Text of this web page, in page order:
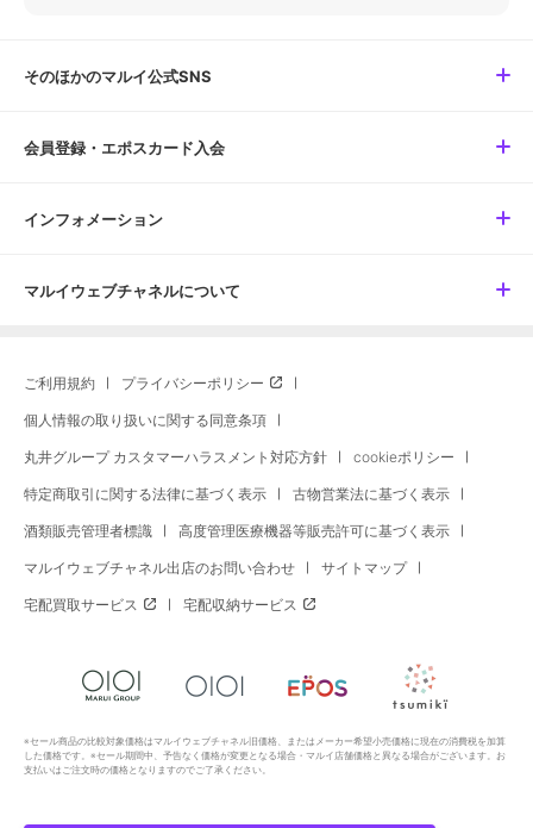
そのほかのマルイ公式SNS
会員登録・エポスカード入会
インフォメーション
マルイウェブチャネルについて
ご利用規約 プライバシーポリシー
個人情報の取り扱いに関する同意条項
丸井グループ カスタマーハラスメント対応方針 cookieポリシー
特定商取引に関する法律に基づく表示 古物営業法に基づく表示
酒類販売管理者標識 高度管理医療機器等販売許可に基づく表示
マルイウェブチャネル出店のお問い合わせ サイトマップ
宅配買取サービス 宅配収納サービス
※セール商品の比較対象価格はマルイウェブチャネル旧価格、またはメーカー希望小売価格に現在の消費税を加算
した価格です。※セール期間中、予告なく価格が変更となる場合・マルイ店舗価格と異なる場合がございます。お
支払いはご注文時の価格となりますのでご了承ください。